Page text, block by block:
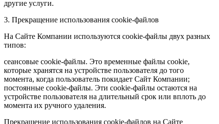
другие услуги.
3. Прекращение использования cookie-файлов
На Сайте Компании используются cookie-файлы двух разных
типов:
сеансовые cookie-файлы. Это временные файлы cookie,
которые хранятся на устройстве пользователя до того
момента, когда пользователь покидает Сайт Компании;
постоянные cookie-файлы. Эти cookie-файлы остаются на
устройстве пользователя на длительный срок или вплоть до
момента их ручного удаления.
Прекращение использования cookie-файлов на Сайте